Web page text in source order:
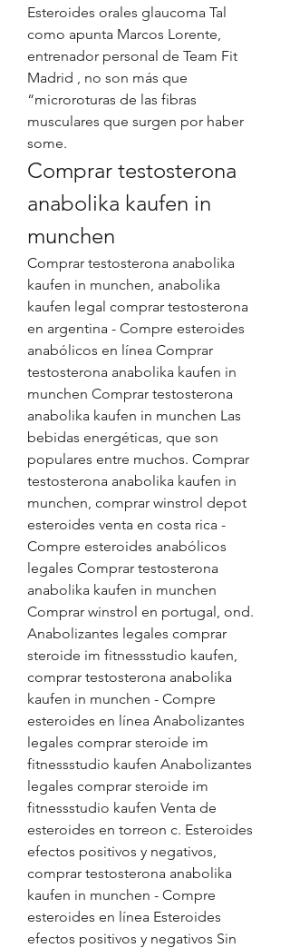
Esteroides orales glaucoma Tal
como apunta Marcos Lorente,
entrenador personal de Team Fit
Madrid , no son más que
“microroturas de las fibras
musculares que surgen por haber
some.
Comprar testosterona
anabolika kaufen in
munchen
Comprar testosterona anabolika
kaufen in munchen, anabolika
kaufen legal comprar testosterona
en argentina - Compre esteroides
anabólicos en línea Comprar
testosterona anabolika kaufen in
munchen Comprar testosterona
anabolika kaufen in munchen Las
bebidas energéticas, que son
populares entre muchos. Comprar
testosterona anabolika kaufen in
munchen, comprar winstrol depot
esteroides venta en costa rica -
Compre esteroides anabólicos
legales Comprar testosterona
anabolika kaufen in munchen
Comprar winstrol en portugal, ond.
Anabolizantes legales comprar
steroide im fitnessstudio kaufen,
comprar testosterona anabolika
kaufen in munchen - Compre
esteroides en línea Anabolizantes
legales comprar steroide im
fitnessstudio kaufen Anabolizantes
legales comprar steroide im
fitnessstudio kaufen Venta de
esteroides en torreon c. Esteroides
efectos positivos y negativos,
comprar testosterona anabolika
kaufen in munchen - Compre
esteroides en línea Esteroides
efectos positivos y negativos Sin